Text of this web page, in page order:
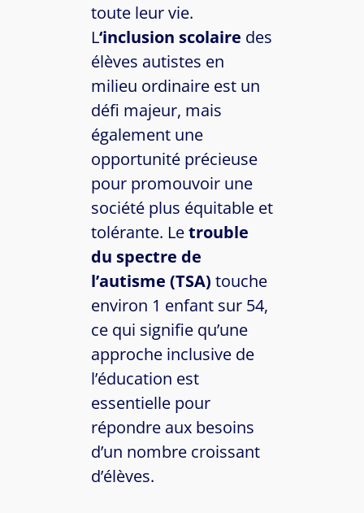
toute leur vie.
L‘inclusion scolaire des
élèves autistes en
milieu ordinaire est un
défi majeur, mais
également une
opportunité précieuse
pour promouvoir une
société plus équitable et
tolérante. Letrouble
du spectre de
l’autisme (TSA) touche
environ 1 enfant sur 54,
ce qui signifie qu’une
approche inclusive de
l’éducation est
essentielle pour
répondre aux besoins
d’un nombre croissant
d’élèves.